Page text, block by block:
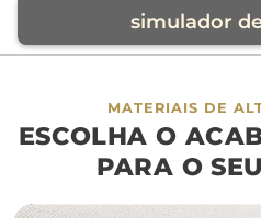
simulador
móvel de
MATERIAIS DE
ESCOLHA O
PARA O